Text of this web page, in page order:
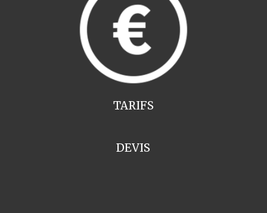
TARIFS
DEVIS